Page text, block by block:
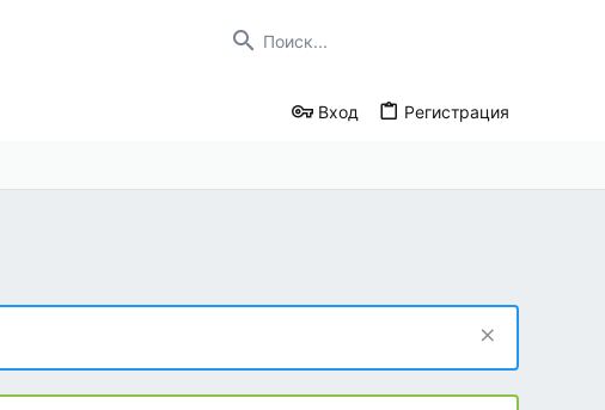
Вход Регистрация